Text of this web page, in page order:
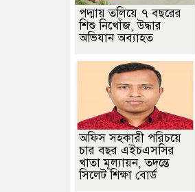
পদ্মায় তলিয়ে ৭ বছরের
শিশু নিখোঁজ, উদ্ধার
অভিযান অব্যাহত
অফিস সহকারী পরিচয়ে
চার বছর এইচএসসির
খাতা মূল্যায়ন, তদন্তে
সিলেট শিক্ষা বোর্ড